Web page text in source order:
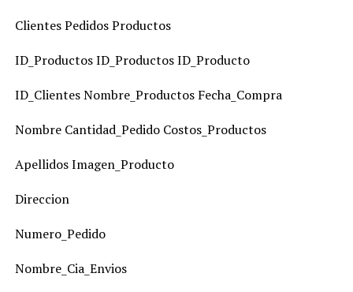
Clientes Pedidos Productos
ID_Productos ID_Productos ID_Producto
ID_Clientes Nombre_Productos Fecha_Compra
Nombre Cantidad_Pedido Costos_Productos
Apellidos Imagen_Producto
Direccion
Numero_Pedido
Nombre_Cia_Envios